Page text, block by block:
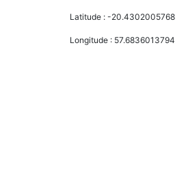
Latitude :-20.4302005768
Longitude : 57.6836013794